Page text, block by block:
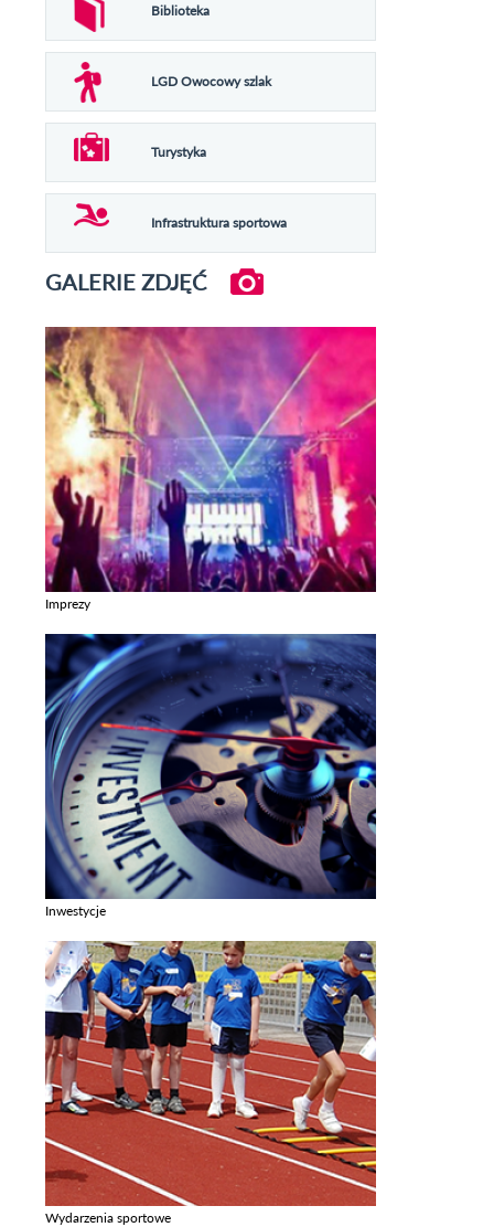
Biblioteka
LGD Owocowy szlak
Turystyka
Infrastruktura sportowa
GALERIE ZDJĘĆ
Imprezy
Inwestycje
Wydarzenia sportowe